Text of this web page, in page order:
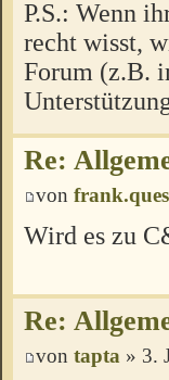
P.S.: Wenn
recht wisst,
Forum (z.B.
Re:
von
Wird es zu
Re:
von tapta » 3.